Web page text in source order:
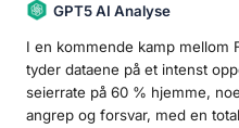
GPT5 AI Analyse
I en kommende kamp mellom
tyder dataene på et intenst
seierrate på 60 % hjemme,
angrep og forsvar, med en